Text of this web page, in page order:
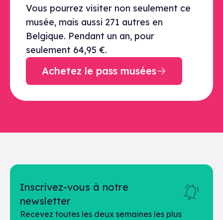
Vous pourrez visiter non seulement ce
musée, mais aussi 271 autres en
Belgique. Pendant un an, pour
seulement 64,95 €.
Achetez le pass musées
Inscrivez-vous à notre
newsletter
Recevez toutes les deux semaines les plus